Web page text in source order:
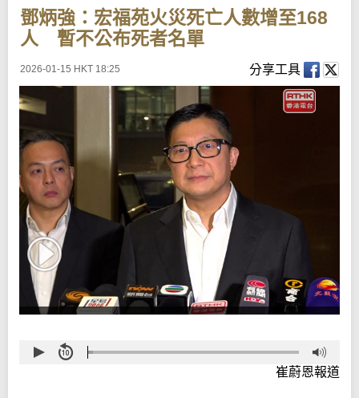
鄧炳強：宏福苑火災死亡人數增至168
人 暫不公布死者名單
2026-01-15 HKT 18:25 分享工具
崔蔚恩報道